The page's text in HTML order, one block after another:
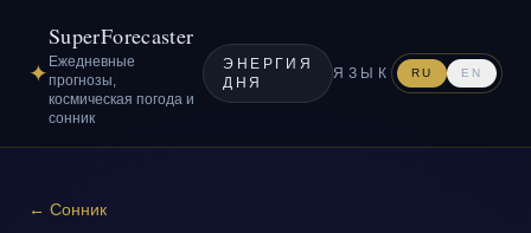
✦
SuperForecaster
Ежедневные
прогнозы,
космическая погода и
сонник
ЭНЕРГИЯ
ДНЯ
ЯЗЫК RU EN
← Сонник